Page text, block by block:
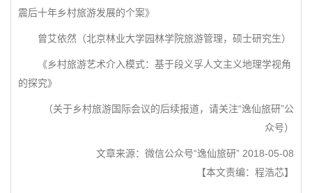
震后十年乡村旅游发展的个案》
曾艾依然（北京林业大学园林学院旅游管理，硕士研究生）
《乡村旅游艺术介入模式：基于段义孚人文主义地理学视角
的探究》
（关于乡村旅游国际会议的后续报道，请关注“逸仙旅研”公
众号）
文章来源：微信公众号“逸仙旅研” 2018-05-08
【本文责编：程浩芯】